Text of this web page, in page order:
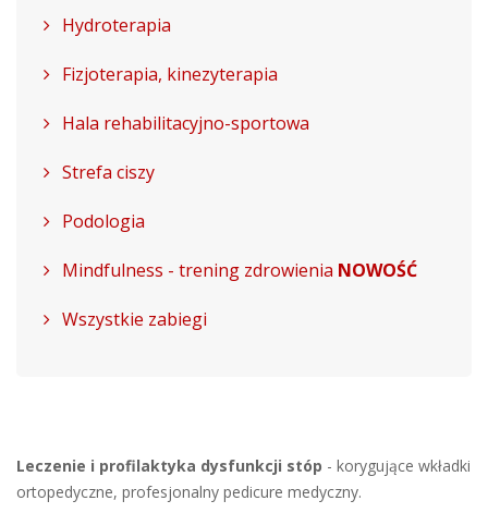
Hydroterapia
Fizjoterapia, kinezyterapia
Hala rehabilitacyjno-sportowa
Strefa ciszy
Podologia
Mindfulness - trening zdrowienia NOWOŚĆ
Wszystkie zabiegi
Leczenie i profilaktyka dysfunkcji stóp - korygujące wkładki
ortopedyczne, profesjonalny pedicure medyczny.